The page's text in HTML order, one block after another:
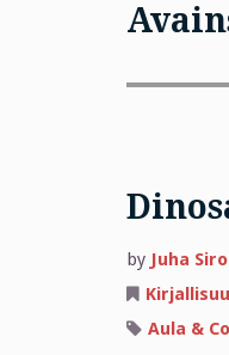
by Juha Siro
Aula & Co